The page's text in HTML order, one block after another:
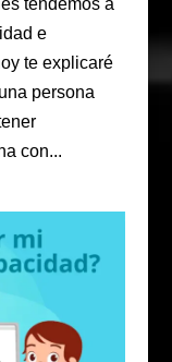
e
te explicaré
persona
con...